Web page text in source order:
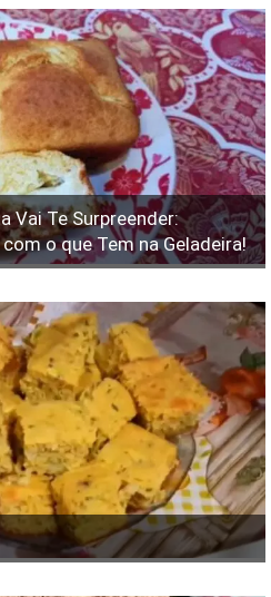
Vai Te Surpreender:
o que Tem na Geladeira!